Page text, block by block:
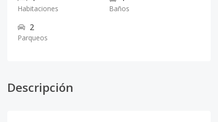
Habitaciones Baños
2
Parqueos
Descripción